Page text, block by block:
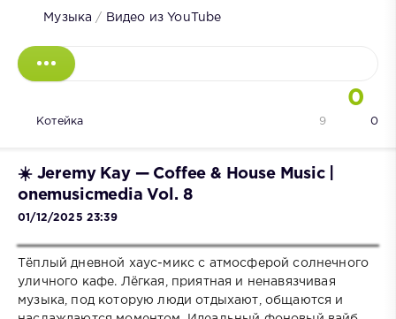
Музыка / Видео из YouTube
0
Котейка 0
9
☀️ Jeremy Kay — Coffee & House Music |
onemusicmedia Vol. 8
01/12/2025 23:39
Тёплый дневной хаус-микс с атмосферой солнечного
уличного кафе. Лёгкая, приятная и ненавязчивая
музыка, под которую люди отдыхают, общаются и